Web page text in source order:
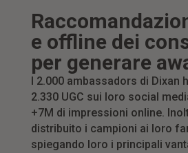
e offline dei
per generare
I 2.000 ambassadors di Dixan
2.330 UGC sui loro social
+7M di impressioni online.
distribuito i campioni ai loro
spiegando loro i principali